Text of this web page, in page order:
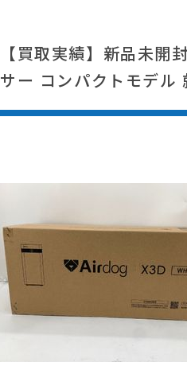
【買取実績】新品未
サー コンパクトモデル